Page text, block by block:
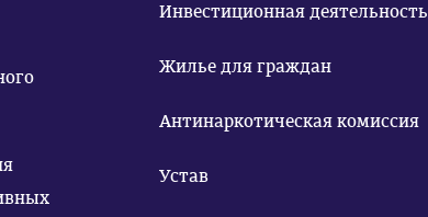
Инвестиционная деятельность
Жилье для граждан
Антинаркотическая комиссия
Устав